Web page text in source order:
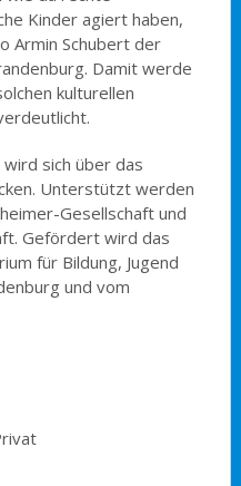
Kinder agiert haben,
Armin Schubert der
Damit werde
kulturellen
sich über das
Unterstützt werden
Gesellschaft und
Gefördert wird das
für Bildung, Jugend
und vom